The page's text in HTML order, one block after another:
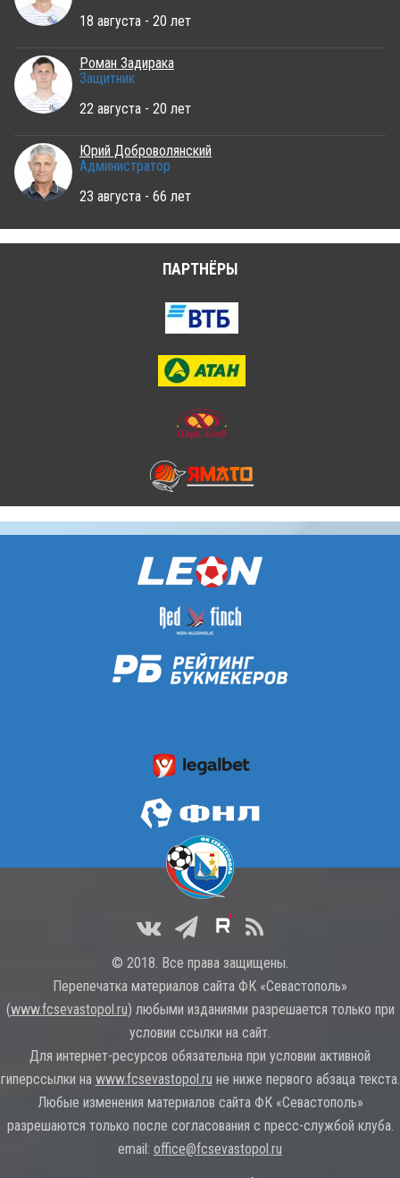
18 августа - 20 лет
Роман Задирака
Защитник
22 августа - 20 лет
Юрий Доброволянский
Администратор
23 августа - 66 лет
ПАРТНЁРЫ
© 2018. Все права защищены.
Перепечатка материалов сайта ФК «Севастополь»
(www.fcsevastopol.ru) любыми изданиями разрешается только при
условии ссылки на сайт.
Для интернет-ресурсов обязательна при условии активной
гиперссылки на www.fcsevastopol.ru не ниже первого абзаца текста.
Любые изменения материалов сайта ФК «Севастополь»
разрешаются только после согласования с пресс-службой клуба.
email: office@fcsevastopol.ru